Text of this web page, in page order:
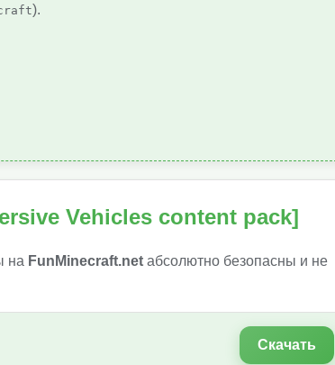
).
Vehicles content pack]
на FunMinecraft.net абсолютно безопасны и не
Скачать